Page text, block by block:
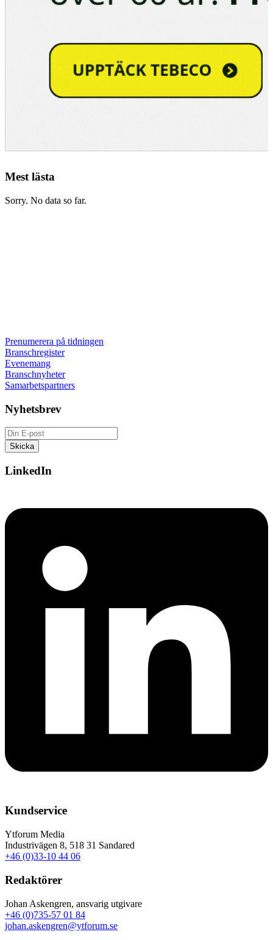
Mest lästa
Sorry. No data so far.
Prenumerera på tidningen
Branschregister
Evenemang
Branschnyheter
Samarbetspartners
Nyhetsbrev
LinkedIn
Kundservice
Ytforum Media
Industrivägen 8, 518 31 Sandared
+46 (0)33-10 44 06
Redaktörer
Johan Askengren, ansvarig utgivare
+46 (0)735-57 01 84
johan.askengren@ytforum.se